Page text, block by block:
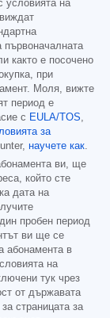
условията на
както е посочено
при
Моля, вижте
период е
с EULA/TOS,
за
научете как.
ви, ще
който сте
дата на
пробен период
ви ще се
абонамента в
на
тук чрез
от държавата
страницата за